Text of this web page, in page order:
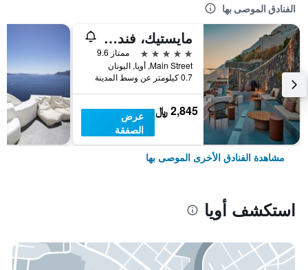
الفنادق الموصى بها
مايستيك، فندق لكجري كوليكشن، سانتوريني
5 نجوم
ممتاز 9.6
Main Street, أويا, اليونان
0.7 كيلومتر عن وسط المدينة
2,845 ﷼
عرض
الصفقة
مشاهدة الفنادق الأخرى الموصى بها
استكشف أويا